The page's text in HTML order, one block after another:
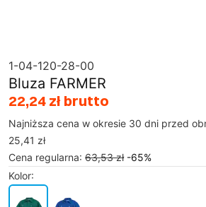
1-04-120-28-00
Bluza FARMER
22,24 zł brutto
Najniższa cena w okresie 30 dni przed
25,41 zł
Cena regularna: 63,53 zł -65%
Kolor: